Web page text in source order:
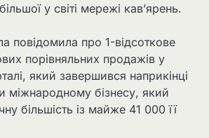
у світі мережі кав’ярень.
повідомила про 1-відсоткове
порівняльних продажів у
який завершився наприкінці
міжнародному бізнесу, який
більшість із майже 41 000 її